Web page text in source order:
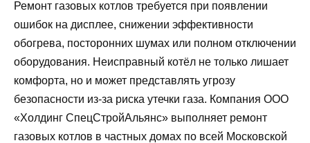
Ремонт газовых котлов требуется при появлении
ошибок на дисплее, снижении эффективности
обогрева, посторонних шумах или полном отключении
оборудования. Неисправный котёл не только лишает
комфорта, но и может представлять угрозу
безопасности из‑за риска утечки газа. Компания ООО
«Холдинг СпецСтройАльянс» выполняет ремонт
газовых котлов в частных домах по всей Московской